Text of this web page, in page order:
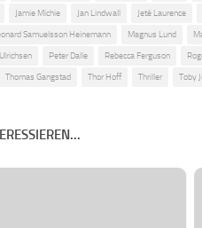
Jamie Michie Jan Lindwall Jeté Laurence
Samuelsson Heinemann Magnus Lund
Peter Dalle Rebecca Ferguson
Thomas Gangstad Thor Hoff Thriller Toby